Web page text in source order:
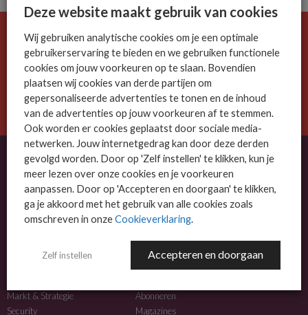
De ICT-wereld is snel. Mis niets.
Meld je nu aan voor de MSP Business nieuwsbrief.
AANMELDEN
OVER MSP BUSINESS
MSP Business is het kennisplatform voor IT-dienstverleners met MKB-focus.
NIEUWS
Markt & Strategie
Security
MEER INFO
Abonneren
Magazines
Deze website maakt gebruik van cookies
Wij gebruiken analytische cookies om je een optimale
gebruikerservaring te bieden en we gebruiken functionele
cookies om jouw voorkeuren op te slaan. Bovendien
plaatsen wij cookies van derde partijen om
gepersonaliseerde advertenties te tonen en de inhoud
van de advertenties op jouw voorkeuren af te stemmen.
Ook worden er cookies geplaatst door sociale media-
netwerken. Jouw internetgedrag kan door deze derden
gevolgd worden. Door op 'Zelf instellen' te klikken, kun je
meer lezen over onze cookies en je voorkeuren
aanpassen. Door op 'Accepteren en doorgaan' te klikken,
ga je akkoord met het gebruik van alle cookies zoals
omschreven in onzeCookieverklaring.
Zelf instellen Accepteren en doorgaan